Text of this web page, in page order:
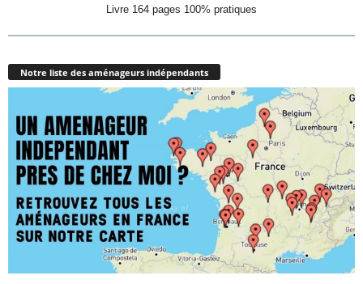
Livre 164 pages 100% pratiques
Notre liste des aménageurs indépendants